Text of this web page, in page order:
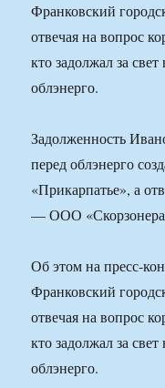
Франковский
отвечая на вопрос
кто задолжал за
облэнерго.
Задолженность
перед облэнерго
«Прикарпатье», а
— ООО
Об этом на пресс-
Франковский
отвечая на вопрос
кто задолжал за
облэнерго.